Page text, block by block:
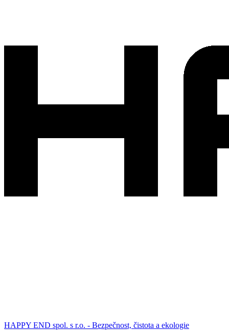
HAPPY END spol. s r.o. - Bezpečnost, čistota a ekologie